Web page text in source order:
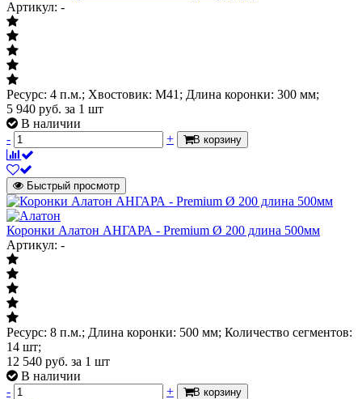
Артикул: -
Ресурс: 4 п.м.; Хвостовик: М41; Длина коронки: 300 мм;
5 940 руб. за 1 шт
В наличии
-
+ В корзину
Быстрый просмотр
Коронки Алатон АНГАРА - Premium Ø 200 длина 500мм
Артикул: -
Ресурс: 8 п.м.; Длина коронки: 500 мм; Количество сегментов:
14 шт;
12 540 руб. за 1 шт
В наличии
-
+ В корзину